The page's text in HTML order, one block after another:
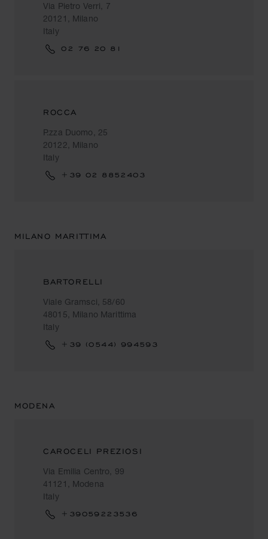
Via Pietro Verri, 7
20121, Milano
Italy
02 76 20 81
ROCCA
P.zza Duomo, 25
20122, Milano
Italy
+39 02 8852403
MILANO MARITTIMA
BARTORELLI
Viale Gramsci, 58/60
48015, Milano Marittima
Italy
+39 (0544) 994593
MODENA
CAROCELI PREZIOSI
Via Emilia Centro, 99
41121, Modena
Italy
+39059223536